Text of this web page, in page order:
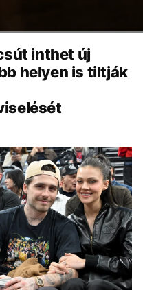
inthet új
helyen is tiltják